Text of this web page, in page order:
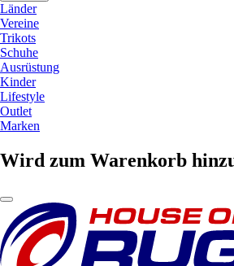
Länder
Vereine
Trikots
Schuhe
Ausrüstung
Kinder
Lifestyle
Outlet
Marken
Wird zum Warenkorb